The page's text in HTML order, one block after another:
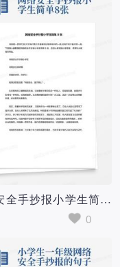
网络安全手抄报小学生简单8张
0